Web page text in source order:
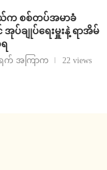
က စစ်တပ်အမာခံ
ပ်ချုပ်ရေးမှူးနဲ့ ရာအိမ်
ရက် အကြာက 22 views